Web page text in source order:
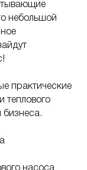
небольшой
практические
теплового
бизнеса.
насоса